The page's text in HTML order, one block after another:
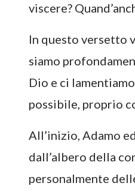
viscere?
In questo versetto
siamo
Dio e ci
possibile, proprio
All’inizio, Adamo
dall’albero della
personalmente